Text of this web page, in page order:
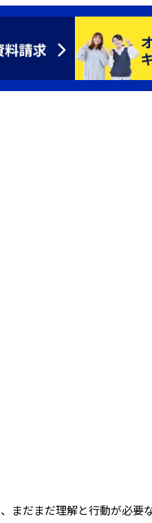
まだまだ理解と行動が必要